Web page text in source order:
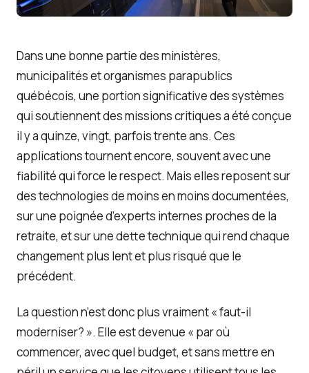
Dans une bonne partie des ministères,
municipalités et organismes parapublics
québécois, une portion significative des systèmes
qui soutiennent des missions critiques a été conçue
il y a quinze, vingt, parfois trente ans. Ces
applications tournent encore, souvent avec une
fiabilité qui force le respect. Mais elles reposent sur
des technologies de moins en moins documentées,
sur une poignée d’experts internes proches de la
retraite, et sur une dette technique qui rend chaque
changement plus lent et plus risqué que le
précédent.
La question n’est donc plus vraiment « faut-il
moderniser? ». Elle est devenue « par où
commencer, avec quel budget, et sans mettre en